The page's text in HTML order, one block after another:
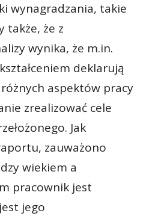
wynagradzania, takie
także, że z
wynika, że m.in.
deklarują
aspektów pracy
zrealizować cele
Jak
zauważono
wiekiem a
pracownik jest
jego